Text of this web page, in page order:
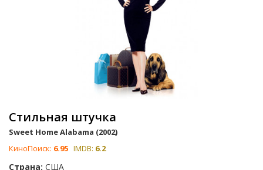
Стильная штучка
Sweet Home Alabama (2002)
КиноПоиск: 6.95 IMDB: 6.2
Страна: США